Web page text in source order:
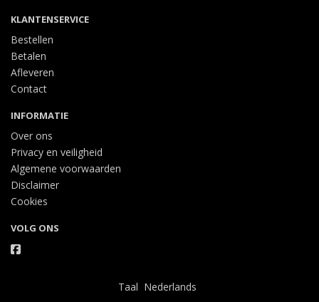
KLANTENSERVICE
Bestellen
Betalen
Afleveren
Contact
INFORMATIE
Over ons
Privacy en veiligheid
Algemene voorwaarden
Disclaimer
Cookies
VOLG ONS
Taal